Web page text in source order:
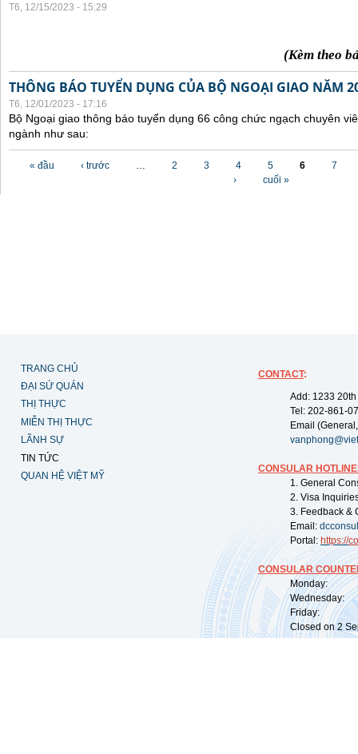
T6, 12/15/2023 - 15:29
(Kèm theo
THÔNG BÁO TUYỂN DỤNG CỦA BỘ NGOẠI GIAO NĂM
T6, 12/01/2023 - 17:16
Bộ Ngoại giao thông báo tuyển dụng 66 công chức ngạch chuyên
ngành như sau:
Các trang
« đầu ‹ trước … 2 3 4 5 6
7
›
cuối »
TRANG CHỦ
ĐẠI SỨ QUÁN
THỊ THỰC
MIỄN THỊ THỰC
LÃNH SỰ
TIN TỨC
QUAN HỆ VIỆT MỸ
CONTACT:
Add: 1233
Tel: 202-861-
Email
CONSULAR
1. General
2. Visa
3. Feedback &
Email:
Portal: https://
CONSULAR
Monday:
Wednesday:
Friday:
Closed on 2